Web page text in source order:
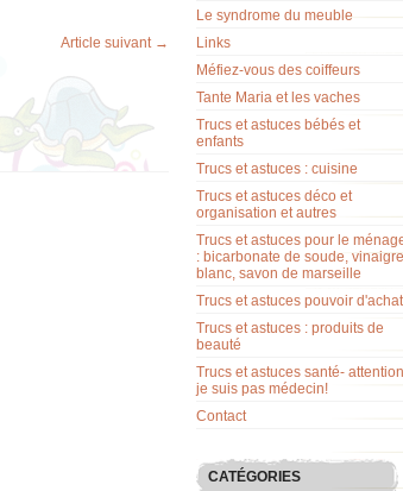
Article suivant →
Le syndrome du meuble
Links
Méfiez-vous des coiffeurs
Tante Maria et les vaches
Trucs et astuces bébés et
enfants
Trucs et astuces : cuisine
Trucs et astuces déco et
organisation et autres
Trucs et astuces pour le
: bicarbonate de soude, vinaigre
blanc, savon de marseille
Trucs et astuces pouvoir d'achat
Trucs et astuces : produits de
beauté
Trucs et astuces santé- attention
je suis pas médecin!
Contact
CATÉGORIES